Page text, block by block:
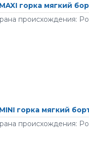
горка мягкий
происхождения:
горка мягкий
происхождения: